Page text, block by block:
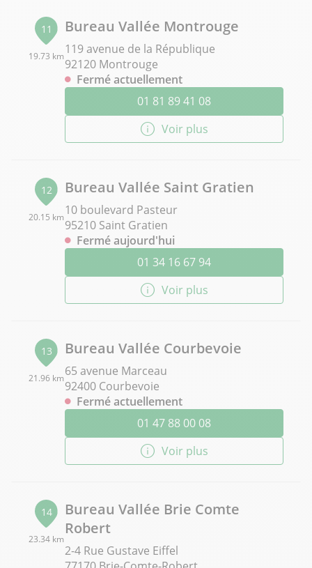
11
19.73 km
Bureau Vallée Montrouge
119 avenue de la République
92120 Montrouge
Fermé actuellement
01 81 89 41 08
Voir plus
12
20.15 km
Bureau Vallée Saint Gratien
10 boulevard Pasteur
95210 Saint Gratien
Fermé aujourd'hui
01 34 16 67 94
Voir plus
13
21.96 km
Bureau Vallée Courbevoie
65 avenue Marceau
92400 Courbevoie
Fermé actuellement
01 47 88 00 08
Voir plus
14
23.34 km
Bureau Vallée Brie Comte
Robert
2-4 Rue Gustave Eiffel